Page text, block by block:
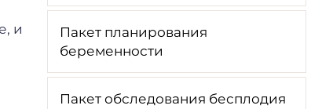
и
Пакет планирования
беременности
Пакет обследования бесплодия